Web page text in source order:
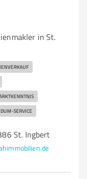
in St.
SERVICE
St. Ingbert